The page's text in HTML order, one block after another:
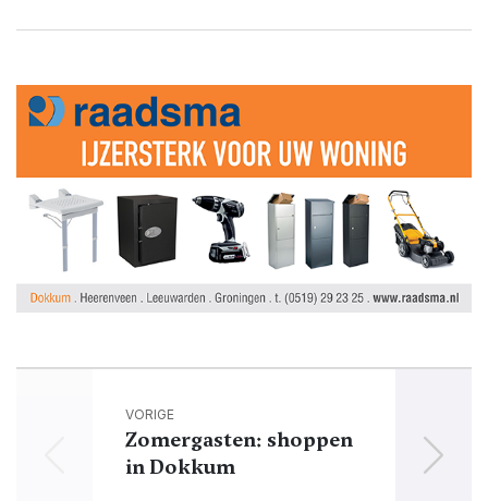
VORIGE
Zomergasten: shoppen
in Dokkum